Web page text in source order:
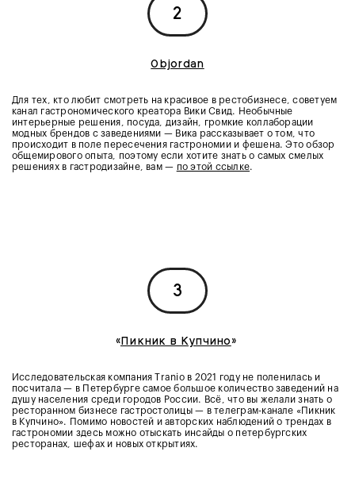
2
Objordan
Для тех, кто любит смотреть на красивое в рестобизнесе, советуем
канал гастрономического креатора Вики Свид. Необычные
интерьерные решения, посуда, дизайн, громкие коллаборации
модных брендов с заведениями — Вика рассказывает о том, что
происходит в поле пересечения гастрономии и фешена. Это обзор
общемирового опыта, поэтому если хотите знать о самых смелых
решениях в гастродизайне, вам — по этой ссылке.
3
«Пикник в Купчино»
Исследовательская компания Tranio в 2021 году не поленилась и
посчитала — в Петербурге самое большое количество заведений на
душу населения среди городов России. Всё, что вы желали знать о
ресторанном бизнесе гастростолицы — в телеграм-канале «Пикник
в Купчино». Помимо новостей и авторских наблюдений о трендах в
гастрономии здесь можно отыскать инсайды о петербургских
ресторанах, шефах и новых открытиях.